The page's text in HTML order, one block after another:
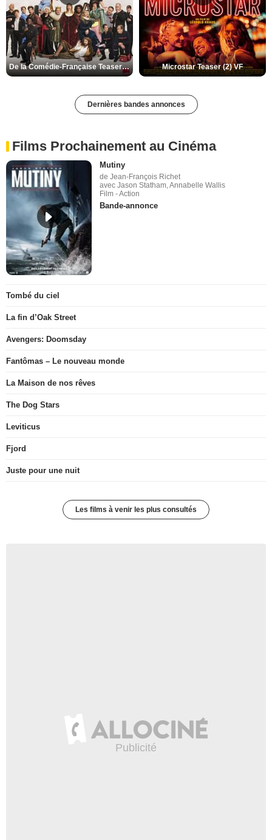
De la Comédie-Française Teaser (3) VF Microstar Teaser (2) VF
Dernières bandes annonces
Films Prochainement au Cinéma
Mutiny
de Jean-François Richet
avec Jason Statham, Annabelle Wallis
Film - Action
Bande-annonce
Tombé du ciel
La fin d’Oak Street
Avengers: Doomsday
Fantômas – Le nouveau monde
La Maison de nos rêves
The Dog Stars
Leviticus
Fjord
Juste pour une nuit
Les films à venir les plus consultés